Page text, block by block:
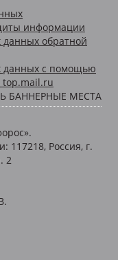
информации
данных обратной
данных с помощью
top.mail.ru
БАННЕРНЫЕ МЕСТА
117218, Россия, г.
2